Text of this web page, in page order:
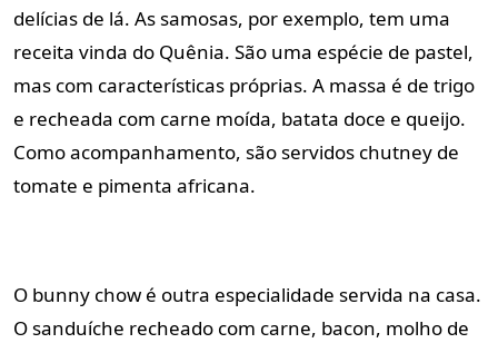
delícias de lá. As samosas, por exemplo, tem uma
receita vinda do Quênia. São uma espécie de pastel,
mas com características próprias. A massa é de trigo
e recheada com carne moída, batata doce e queijo.
Como acompanhamento, são servidos chutney de
tomate e pimenta africana.
O bunny chow é outra especialidade servida na casa.
O sanduíche recheado com carne, bacon, molho de